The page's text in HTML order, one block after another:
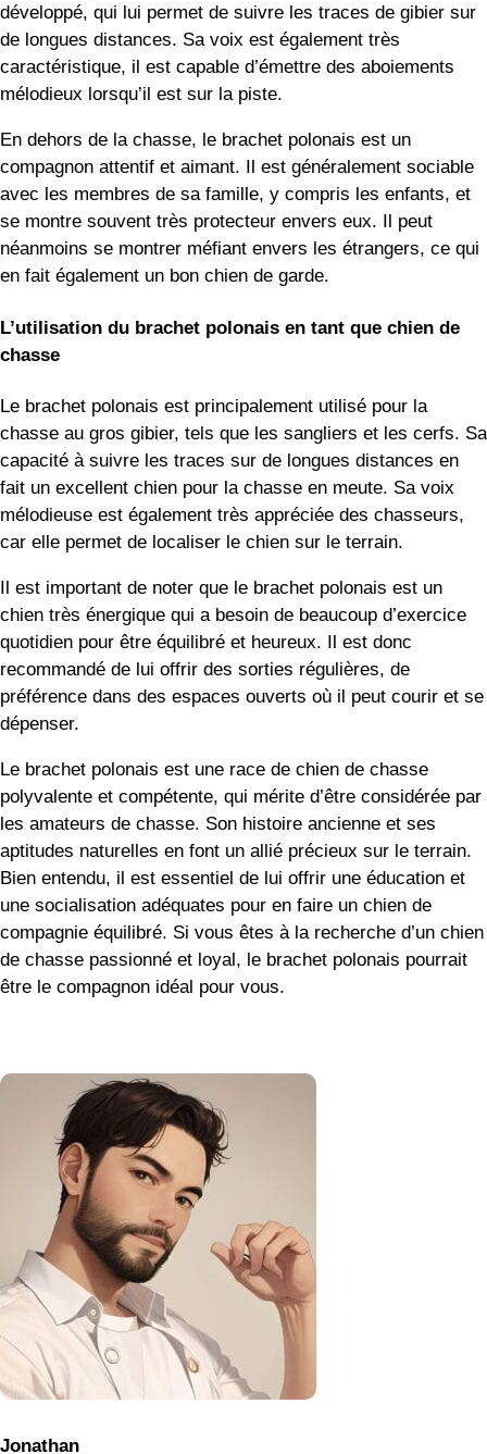
développé, qui lui permet de suivre les traces de gibier sur
de longues distances. Sa voix est également très
caractéristique, il est capable d’émettre des aboiements
mélodieux lorsqu’il est sur la piste.
En dehors de la chasse, le brachet polonais est un
compagnon attentif et aimant. Il est généralement sociable
avec les membres de sa famille, y compris les enfants, et
se montre souvent très protecteur envers eux. Il peut
néanmoins se montrer méfiant envers les étrangers, ce qui
en fait également un bon chien de garde.
L’utilisation du brachet polonais en tant que chien de
chasse
Le brachet polonais est principalement utilisé pour la
chasse au gros gibier, tels que les sangliers et les cerfs. Sa
capacité à suivre les traces sur de longues distances en
fait un excellent chien pour la chasse en meute. Sa voix
mélodieuse est également très appréciée des chasseurs,
car elle permet de localiser le chien sur le terrain.
Il est important de noter que le brachet polonais est un
chien très énergique qui a besoin de beaucoup d’exercice
quotidien pour être équilibré et heureux. Il est donc
recommandé de lui offrir des sorties régulières, de
préférence dans des espaces ouverts où il peut courir et se
dépenser.
Le brachet polonais est une race de chien de chasse
polyvalente et compétente, qui mérite d’être considérée par
les amateurs de chasse. Son histoire ancienne et ses
aptitudes naturelles en font un allié précieux sur le terrain.
Bien entendu, il est essentiel de lui offrir une éducation et
une socialisation adéquates pour en faire un chien de
compagnie équilibré. Si vous êtes à la recherche d’un chien
de chasse passionné et loyal, le brachet polonais pourrait
être le compagnon idéal pour vous.
Jonathan